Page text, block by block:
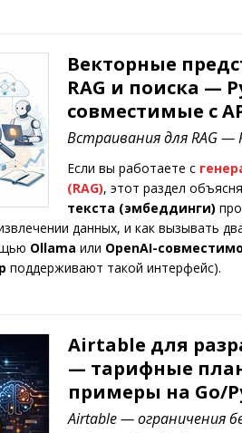
Векторные
RAG и поиска —
совместимые с
Встраивания для RAG —
Если вы работаете с
(RAG), этот раздел
текста (эмбеддинги)
данных, и как вызывать
Ollama или OpenAI-
поддерживают такой интерфейс).
Airtable для
— тарифные
примеры на Go/
Airtable — ограничения